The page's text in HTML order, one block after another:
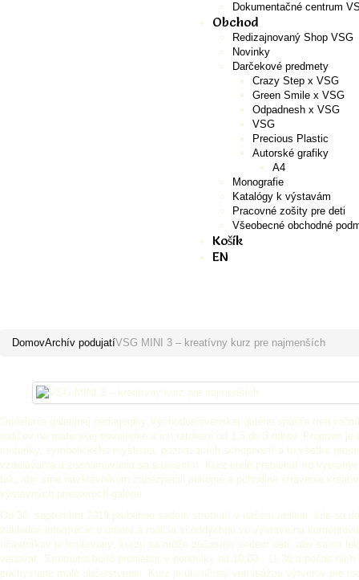
Dokumentačné centrum
Obchod
Redizajnovaný Shop VSG
Novinky
Darčekové predmety
Crazy Step x VSG
Green Smile x VSG
Odpadnesh x VSG
VSG
Precious Plastic
Autorské grafiky
A4
Monografie
Katalógy k výstavám
Pracovné zošity pre deti
Všeobecné obchodné
Košík
EN
DomovArchív podujatíVSG MINI 3 – kreatívny kurz pre najmenších
Oddelenie galerijnej pedagogiky Východoslovenskej galérie spúšťa tretí
rodičov na materskej dovolenke a ich ratolesti od 1,5 do 3 rokov. Program je
motoriky, symbolického myslenia, poznávacích schopností a to všetko
vzdelávania a zoznamovania sa s umením. Kurz bude prebiehať vo
tak, aby sme návštevníkom zabezpečili pokojné a pohodlné strávenie
výstavných priestoroch galérie.
Od 30. septembra 2019 prebehne sedem stretnutí v našom ateliéri, kde sa
základné informácie o umení a rodičia si oddýchnu vo výstave na
účastníkov je limitovaný, kurzu sa môže zúčastniť sedem detí, aby sa im
venovať. Stretnutia budú prebiehať v pondelky od 10:00 - 11:30 a počas nich
prichystané malé občerstvenie. Kurz je ukončený vernisážou výtvorov pre